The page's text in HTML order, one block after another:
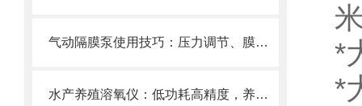
气动隔膜泵使用技巧：压力调节、膜片更换与常见故障排除
水产养殖溶氧仪：低功耗高精度，养鱼省心又增效
*
*